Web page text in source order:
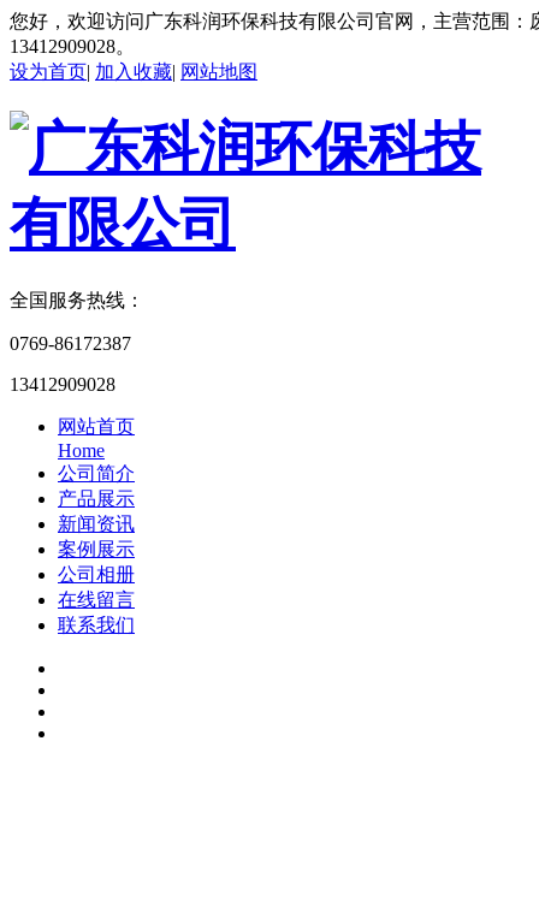
您好，欢迎访问广东科润环保科技有限公司官网，主营范围
13412909028。
设为首页| 加入收藏| 网站地图
全国服务热线：
0769-86172387
13412909028
网站首页
Home
公司简介
产品展示
新闻资讯
案例展示
公司相册
在线留言
联系我们